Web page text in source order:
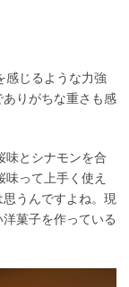
感じるような力強
りがちな重さも感
味とシナモンを合
って上手く使え
うんですよね。現
菓子を作っている